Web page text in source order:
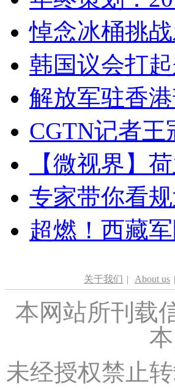
悼念冰桶挑
韩国议会打
解放军驻香
CGTN记者王
【微视界】
专家带你看
超燃！西藏
关于我们 | About us |
本网站所刊载
未经授权禁止